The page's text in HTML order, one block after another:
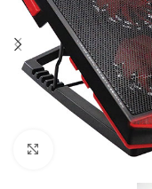
Click to enlarge